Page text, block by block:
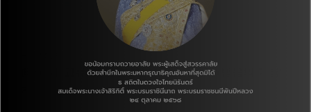
[태국 내 교류] 홍콩 부부의 ‘나눔의 행복+받음의 기쁨’